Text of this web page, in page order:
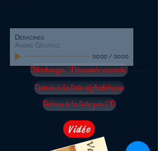
Déracinés
André Gruffaz
00:00 / 00:00
Télécharger "Déracinés-accords"
Retour à la liste alphabétique
Retour à la liste par CD
Vidéo